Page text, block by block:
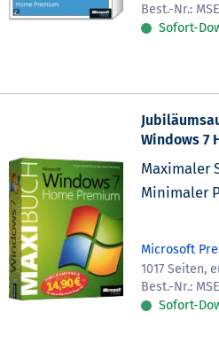
Sofort-
Windows 7
Maximaler
Minimaler
Microsoft
1017 Seiten,
Sofort-